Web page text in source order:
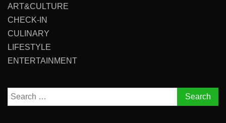
ART&CULTURE
CHECK-IN
CULINARY
LIFESTYLE
ENTERTAINMENT
Search
for: